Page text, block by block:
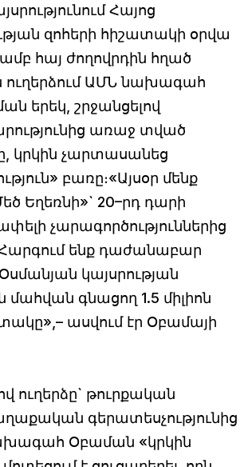
Հայոց
զոհերի հիշատակի օրվա
հայ ժողովրդին հղած
ԱՄՆ նախագահ
երեկ, շրջանցելով
առաջ տված
կրկին չարտասանեց
բառը։«Այսօր մենք
Եղեռնի»` 20–րդ դարի
չարագործություններից
Հարգում ենք դաժանաբար
կայսրության
մահվան գնացող 1.5 միլիոն
ասվում էր Օբամայի
ուղերձը` թուրքական
գերատեսչությունից
Օբաման «կրկին